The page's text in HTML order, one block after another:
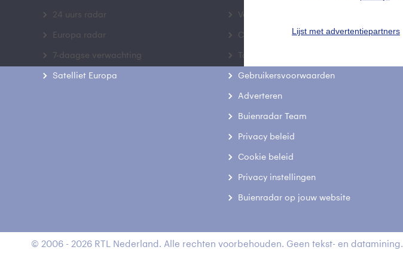
Lijst met advertentiepartners
24 uurs radar
Europa radar
7-daagse verwachting
Satelliet Europa
Veelgestelde vragen
Contact
Toegankelijkheid
Gebruikersvoorwaarden
Adverteren
Buienradar Team
Privacy beleid
Cookie beleid
Privacy instellingen
Buienradar op jouw website
© 2006 - 2026 RTL Nederland. Alle rechten voorbehouden. Geen tekst- en datamining.